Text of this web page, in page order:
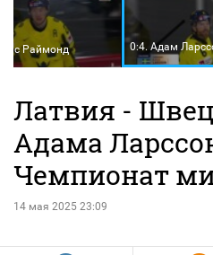
Раймонд 0:4. Адам
Латвия -
Адама
Чемпионат
14 мая 2025 23:09